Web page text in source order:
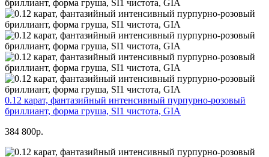
0.12 карат, фантазийный интенсивный пурпурно-розовый
бриллиант, форма груша, SI1 чистота, GIA
384 800р.